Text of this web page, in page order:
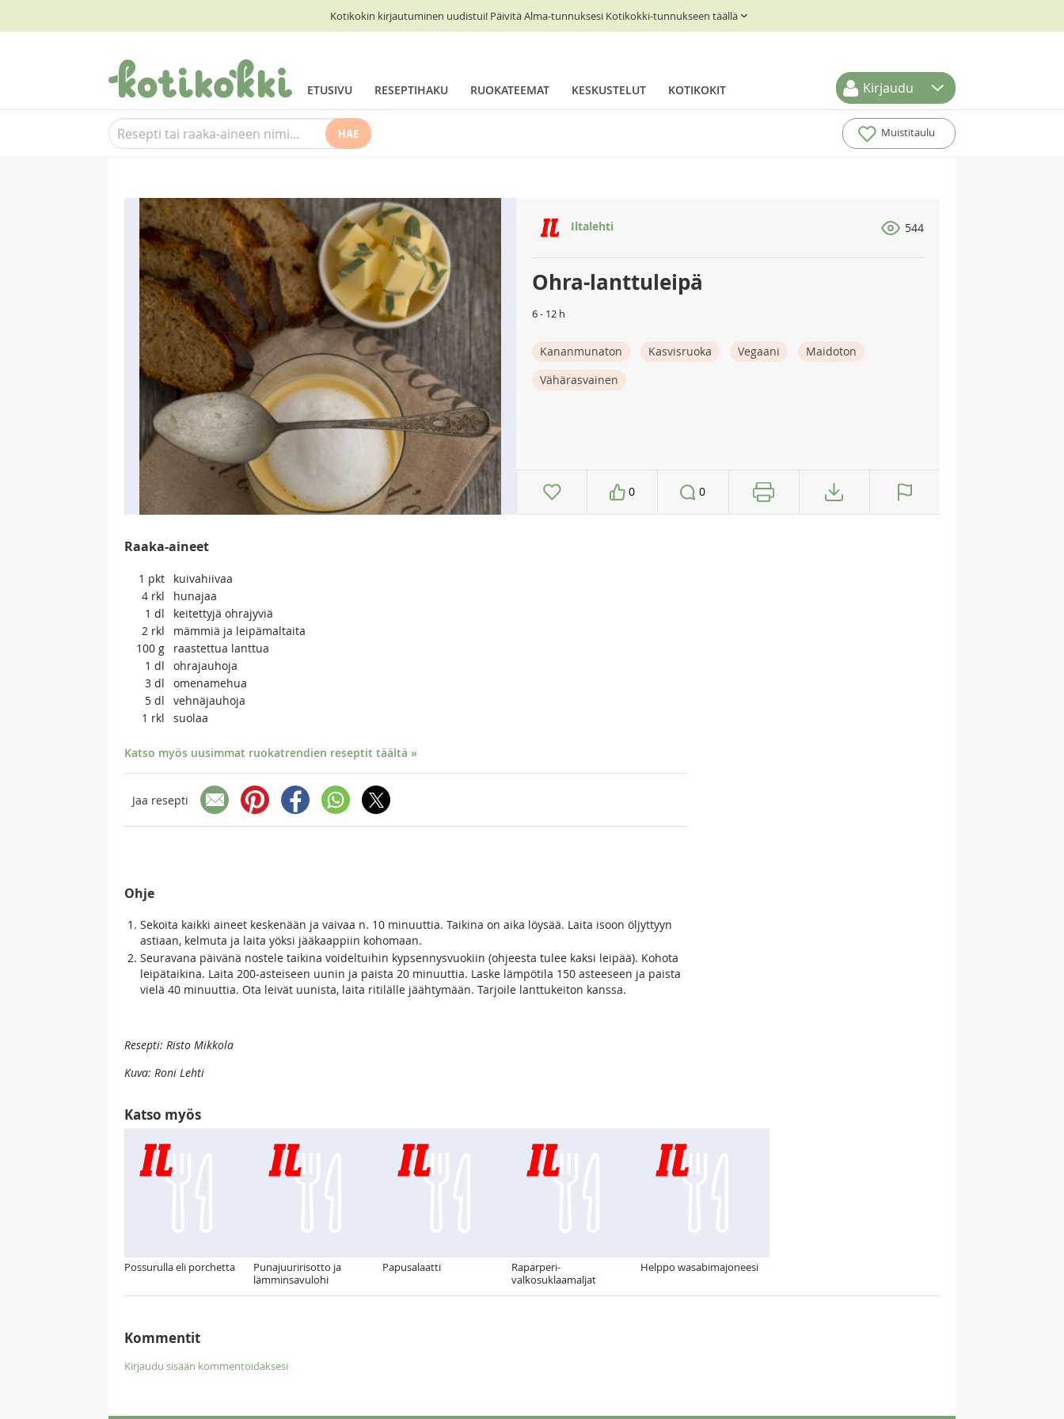
Kotikokin kirjautuminen uudistui! Päivitä Alma-tunnuksesi Kotikokki-tunnukseen täällä
ETUSIVU RESEPTIHAKU RUOKATEEMAT KESKUSTELUT KOTIKOKIT Kirjaudu
HAE Muistitaulu
Iltalehti 544
Ohra-lanttuleipä
6 - 12 h
Kananmunaton Kasvisruoka Vegaani
Maidoton
Vähärasvainen
0 0
Raaka-aineet
1 pkt
kuivahiivaa
4 rkl
hunajaa
1 dl
keitettyjä ohrajyviä
2 rkl
mämmiä ja leipämaltaita
100 g
raastettua lanttua
1 dl
ohrajauhoja
3 dl
omenamehua
5 dl
vehnäjauhoja
1 rkl suolaa
Katso myös uusimmat ruokatrendien reseptit täältä »
Jaa resepti
Ohje
Sekoita kaikki aineet keskenään ja vaivaa n. 10 minuuttia. Taikina on aika löysää. Laita isoon öljyttyyn
astiaan, kelmuta ja laita yöksi jääkaappiin kohomaan.
Seuravana päivänä nostele taikina voideltuihin kypsennysvuokiin (ohjeesta tulee kaksi leipää). Kohota
leipätaikina. Laita 200-asteiseen uunin ja paista 20 minuuttia. Laske lämpötila 150 asteeseen ja paista
vielä 40 minuuttia. Ota leivät uunista, laita ritilälle jäähtymään. Tarjoile lanttukeiton kanssa.
Resepti: Risto Mikkola
Kuva: Roni Lehti
Katso myös
Possurulla eli porchetta
Punajuuririsotto ja
lämminsavulohi
Papusalaatti
Raparperi-
valkosuklaamaljat
Helppo wasabimajoneesi
Kommentit
Kirjaudu sisään kommentoidaksesi